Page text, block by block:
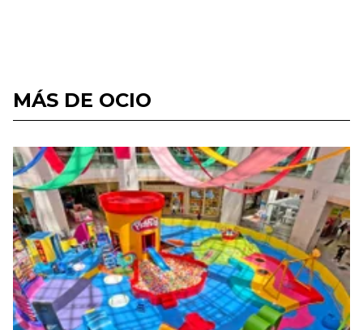
MÁS DE OCIO